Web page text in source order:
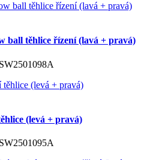
ball těhlice řízení (lavá + pravá)
SW2501098A
(levá + pravá)
SW2501095A